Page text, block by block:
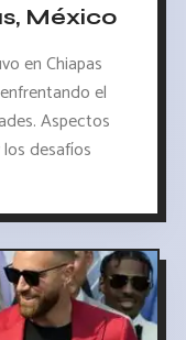
México
en Chiapas
el
Aspectos
desafíos